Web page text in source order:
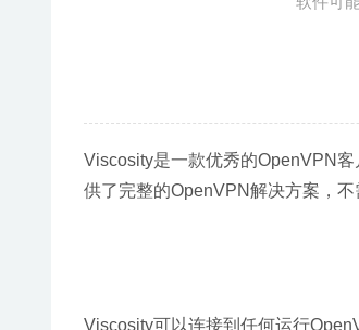
Viscosity是一款优秀的OpenVPN
供了完整的OpenVPN解决方案，不
Viscosity可以连接到任何运行